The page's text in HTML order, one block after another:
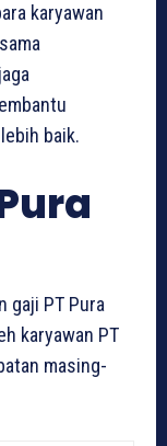
karyawan
baik.
gaji PT Pura
karyawan PT
masing-